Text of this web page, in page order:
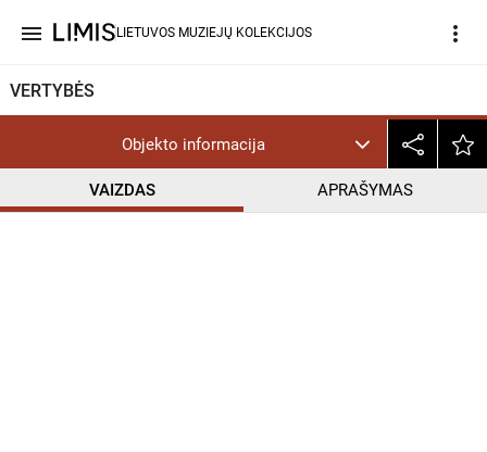
menu LIETUVOS MUZIEJŲ KOLEKCIJOS more_vert
VERTYBĖS
Objekto informacija
VAIZDAS APRAŠYMAS